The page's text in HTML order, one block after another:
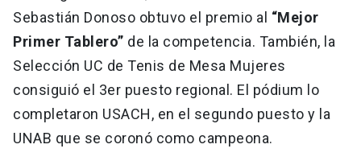
Sebastián Donoso obtuvo el premio al “Mejor
Primer Tablero” de la competencia. También, la
Selección UC de Tenis de Mesa Mujeres
consiguió el 3er puesto regional. El pódium lo
completaron USACH, en el segundo puesto y la
UNAB que se coronó como campeona.